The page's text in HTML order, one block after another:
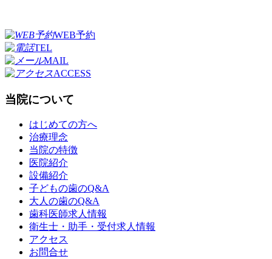
WEB予約
TEL
MAIL
ACCESS
当院について
はじめての方へ
治療理念
当院の特徴
医院紹介
設備紹介
子どもの歯のQ&A
大人の歯のQ&A
歯科医師求人情報
衛生士・助手・受付求人情報
アクセス
お問合せ